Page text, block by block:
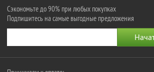
Сэкономьте до 90% при любых покупках
Подпишитесь на самые выгодные предложения